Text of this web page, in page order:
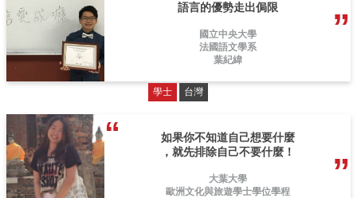
語言的優勢走出侷限
國立中央大學
法國語文學系
葉紀緯
學士 台灣
如果你不知道自己想要什麼
，就先排除自己不要什麼！
大葉大學
歐洲文化與旅遊學士學位學程